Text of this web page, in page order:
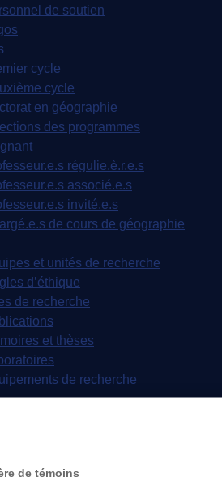
de soutien
cycle
cycle
en géographie
des programmes
régulie.è.r.e.s
associé.e.s
invité.e.s
de cours de géographie
et unités de recherche
d’éthique
de recherche
et thèses
de recherche
de témoins